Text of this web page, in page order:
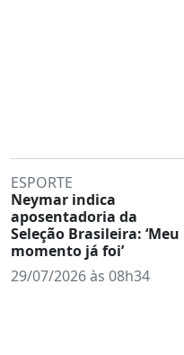
ESPORTE
Neymar indica
aposentadoria da
Seleção Brasileira: ‘Meu
momento já foi’
29/07/2026 às 08h34